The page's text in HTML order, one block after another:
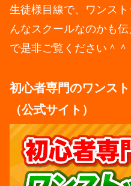
生徒様目線で、ワンス
んなスクールなのかも
で是非ご覧ください＾＾
初心者専門のワンス
（公式サイト）